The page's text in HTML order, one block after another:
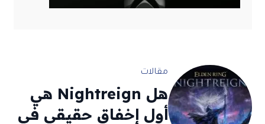
مقالات
هل Nightreign هي
أول إخفاق حقيقي في